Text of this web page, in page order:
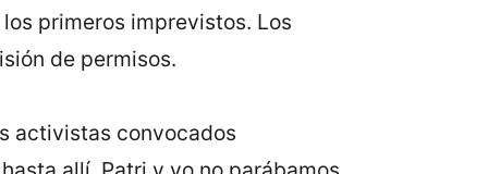
primeros imprevistos. Los
de permisos.
activistas convocados